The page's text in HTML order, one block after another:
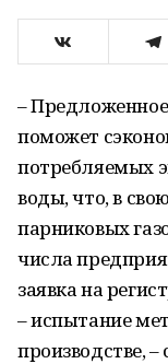
–
поможет
потребляемых
воды, что, в
парниковых
числа
заявка на
– испытание
производстве,